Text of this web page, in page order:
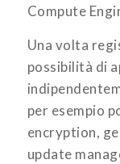
Compute
Una volta
possibilità di
per esempio
encryption,
update